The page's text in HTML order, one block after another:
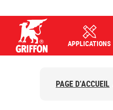
APPLICATIONS
PAGE D’ACCUEIL